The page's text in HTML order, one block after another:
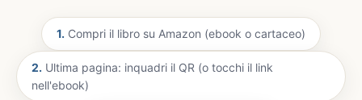
1. Compri il libro su Amazon (ebook o cartaceo)
2. Ultima pagina: inquadri il QR (o tocchi il link
nell'ebook)